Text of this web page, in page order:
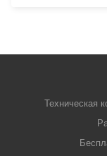
Техническая